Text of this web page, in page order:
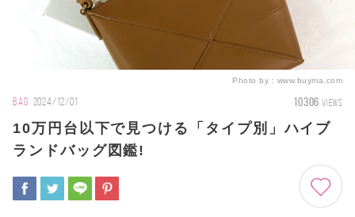
Photo by： www.buyma.com
BAG 2024/12/01 10306 VIEWS
10万円台以下で見つける「タイプ別」ハイブ
ランドバッグ図鑑!